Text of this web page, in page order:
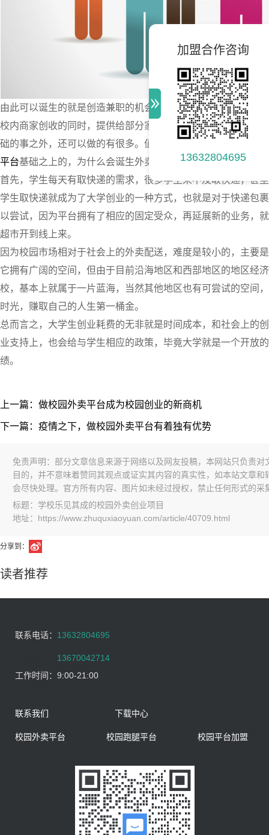
加盟合作咨询
13632804695
由此可以诞生的就是创造兼职的机会，对于学校来说，也是非
校内商家创收的同时，提供给部分家庭困难学生兼职机会，可
础的事之外，还可以做的有很多。值得大家尝试的，就是类似
平台基础之上的，为什么会诞生外卖跑腿这一项业务呢？
首先，学生每天有取快递的需求，很多学生来不及取快递，甚
学生取快递就成为了大学创业的一种方式，也就是对于快递包
以尝试，因为平台拥有了相应的固定受众，再延展新的业务，
超市开到线上来。
因为校园市场相对于社会上的外卖配送，难度是较小的，主要
它拥有广阔的空间，但由于目前沿海地区和西部地区的地区经
校，基本上就属于一片蓝海，当然其他地区也有可尝试的空间
时光，赚取自己的人生第一桶金。
总而言之，大学生创业耗费的无非就是时间成本，和社会上的
业支持上，也会给与学生相应的政策，毕竟大学就是一个开放
绩。
上一篇：做校园外卖平台成为校园创业的新商机
下一篇：疫情之下，做校园外卖平台有着独有优势
免责声明：部分文章信息来源于网络以及网友投稿，本网站只负责
目的，并不意味着赞同其观点或证实其内容的真实性，如本站文章
会尽快处理。官方所有内容、图片如未经过授权，禁止任何形式的采
标题：学校乐见其成的校园外卖创业项目
地址：https://www.zhuquxiaoyuan.com/article/40709.html
分享到：
读者推荐
联系电话： 13632804695
13670042714
工作时间： 9:00-21:00
联系我们 下载中心
校园外卖平台 校园跑腿平台 校园平台加盟